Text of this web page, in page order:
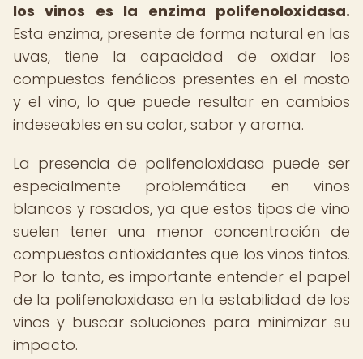
los vinos es la enzima polifenoloxidasa.
Esta enzima, presente de forma natural en las
uvas, tiene la capacidad de oxidar los
compuestos fenólicos presentes en el mosto
y el vino, lo que puede resultar en cambios
indeseables en su color, sabor y aroma.
La presencia de polifenoloxidasa puede ser
especialmente problemática en vinos
blancos y rosados, ya que estos tipos de vino
suelen tener una menor concentración de
compuestos antioxidantes que los vinos tintos.
Por lo tanto, es importante entender el papel
de la polifenoloxidasa en la estabilidad de los
vinos y buscar soluciones para minimizar su
impacto.